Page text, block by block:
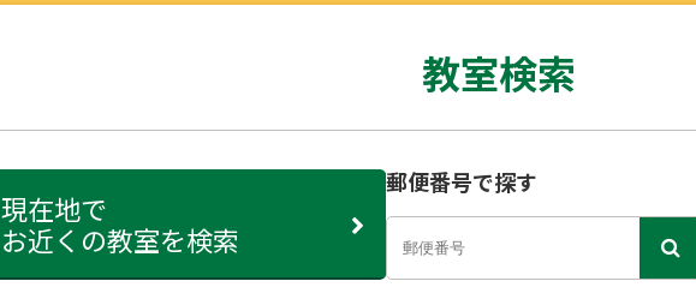
教室検索
現在地で
お近くの教室を検索
郵便番号で探す